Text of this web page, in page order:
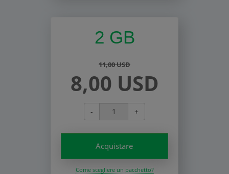
2 GB
11,00 USD
8,00 USD
- +
Acquistare
Come scegliere un pacchetto?